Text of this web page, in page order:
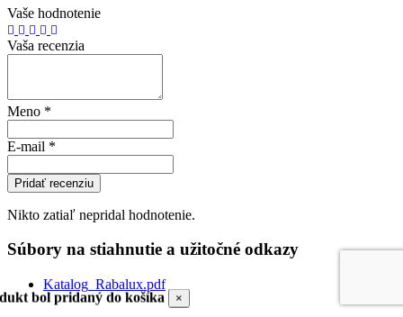
Vaše hodnotenie
Vaša recenzia
Meno *
E-mail *
Pridať recenziu
Nikto zatiaľ nepridal hodnotenie.
Súbory na stiahnutie a užitočné odkazy
Katalog_Rabalux.pdf
bol pridaný do košíka
×